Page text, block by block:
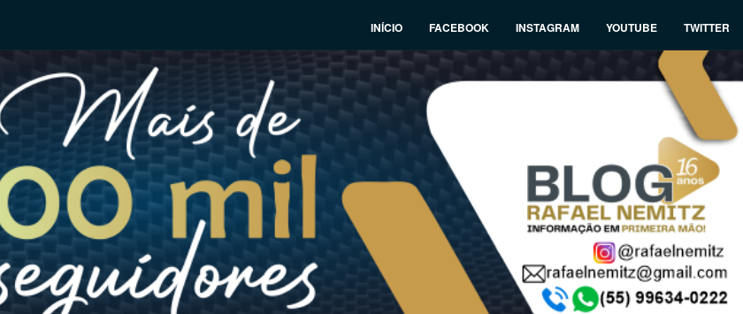
INÍCIO FACEBOOK INSTAGRAM YOUTUBE TWITTER